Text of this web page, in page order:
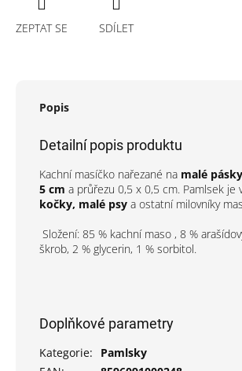
ZEPTAT SE SDÍLET
Popis
Detailní popis produktu
Kachní masíčko nařezané na malé
5 cm a průřezu 0,5 x 0,5 cm. Pamlsek je
kočky, malé psy a ostatní milovníky
Složení: 85 % kachní maso , 8 %
škrob, 2 % glycerin, 1 %
Doplňkové parametry
Kategorie:
Pamlsky